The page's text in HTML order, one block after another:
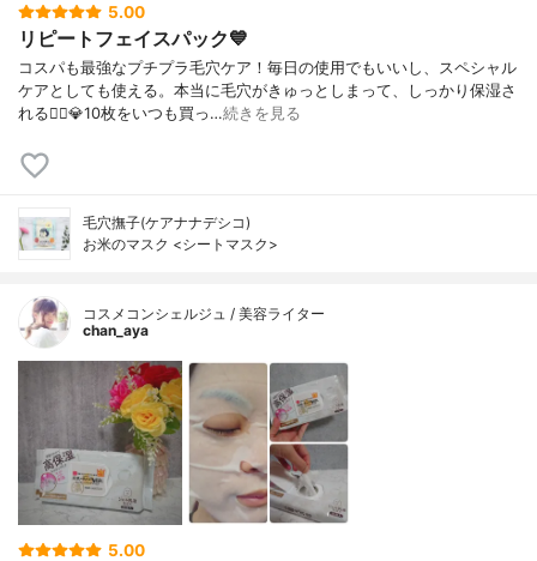
5.00
リピートフェイスパック💙
コスパも最強なプチプラ毛穴ケア！毎日の使用でもいいし、スペシャル
ケアとしても使える。本当に毛穴がきゅっとしまって、しっかり保湿さ
れる🙆‍♀️💎10枚をいつも買っ…続きを見る
毛穴撫子(ケアナナデシコ)
お米のマスク <シートマスク>
コスメコンシェルジュ / 美容ライター
chan_aya
5.00